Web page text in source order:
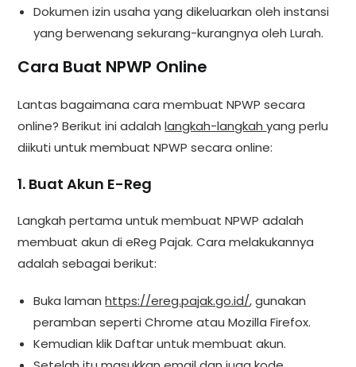
Dokumen izin usaha yang dikeluarkan oleh instansi
yang berwenang sekurang-kurangnya oleh Lurah.
Cara Buat NPWP Online
Lantas bagaimana cara membuat NPWP secara
online? Berikut ini adalahlangkah-langkahyang perlu
diikuti untuk membuat NPWP secara online:
1. Buat Akun E-Reg
Langkah pertama untuk membuat NPWP adalah
membuat akun di eReg Pajak. Cara melakukannya
adalah sebagai berikut:
Buka lamanhttps://ereg.pajak.go.id/, gunakan
peramban seperti Chrome atau Mozilla Firefox.
Kemudian klik Daftar untuk membuat akun.